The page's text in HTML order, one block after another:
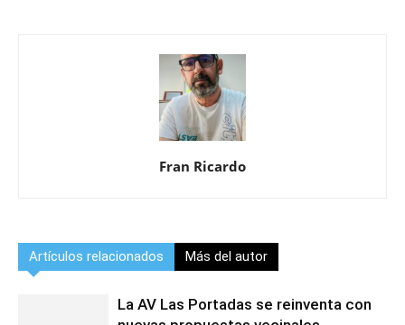
Fran Ricardo
Artículos relacionados Más del autor
La AV Las Portadas se reinventa con